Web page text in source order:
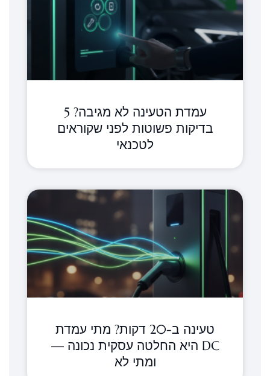
עמדת הטעינה לא מגיבה? 5
בדיקות פשוטות לפני שקוראים
לטכנאי
טעינה ב-20 דקות? מתי עמדת
DC היא החלטה עסקית נכונה —
ומתי לא